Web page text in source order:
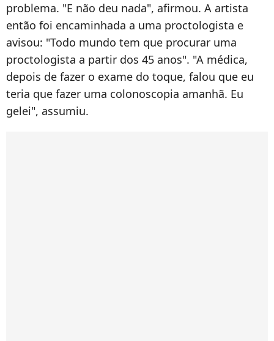
problema. "E não deu nada", afirmou. A artista
então foi encaminhada a uma proctologista e
avisou: "Todo mundo tem que procurar uma
proctologista a partir dos 45 anos". "A médica,
depois de fazer o exame do toque, falou que eu
teria que fazer uma colonoscopia amanhã. Eu
gelei", assumiu.